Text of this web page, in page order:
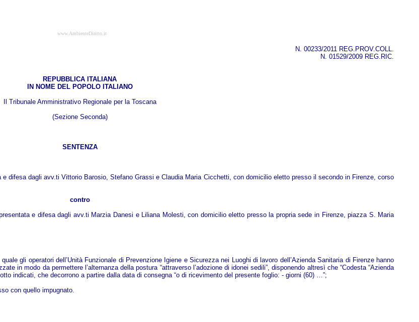
www.AmbienteDiritto.it
N. 00233/2011 REG.PROV.COLL.
N. 01529/2009 REG.RIC.
REPUBBLICA ITALIANA
IN NOME DEL POPOLO ITALIANO
Il Tribunale Amministrativo Regionale per la Toscana
(Sezione Seconda)
SENTENZA
difesa dagli avv.ti Vittorio Barosio, Stefano Grassi e Claudia Maria Cicchetti, con domicilio eletto presso il secondo in Firenze, corso
contro
e difesa dagli avv.ti Marzia Danesi e Liliana Molesti, con domicilio eletto presso la propria sede in Firenze, piazza S. Maria
gli operatori dell’Unità Funzionale di Prevenzione Igiene e Sicurezza nei Luoghi di lavoro dell’Azienda Sanitaria di Firenze hanno
in modo da permettere l’alternanza della postura “attraverso l’adozione di idonei sedili”, disponendo altresì che “Codesta “Azienda
indicati, che decorrono a partire dalla data di consegna “o di ricevimento del presente foglio: - giorni (60) …”;
con quello impugnato.